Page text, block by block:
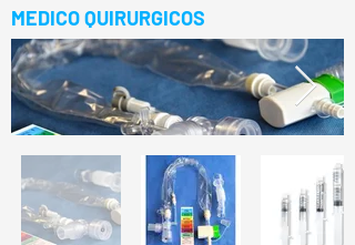
MEDICO QUIRURGICOS